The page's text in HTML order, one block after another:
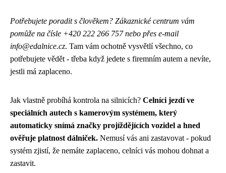
Potřebujete poradit s člověkem? Zákaznické centrum vám
pomůže na čísle +420 222 266 757 nebo přes e-mail
info@edalnice.cz. Tam vám ochotně vysvětlí všechno, co
potřebujete vědět - třeba když jedete s firemním autem a nevíte,
jestli má zaplaceno.
Jak vlastně probíhá kontrola na silnicích? Celníci jezdí ve
speciálních autech s kamerovým systémem, který
automaticky snímá značky projíždějících vozidel a hned
ověřuje platnost dálniček. Nemusí vás ani zastavovat - pokud
systém zjistí, že nemáte zaplaceno, celníci vás mohou dohnat a
zastavit.